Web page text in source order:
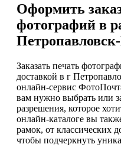
Оформить
фотографий в
Заказать печать
доставкой в г
онлайн-сервис
вам нужно выбрать или
разрешения, которое
онлайн-каталоге вы
рамок, от классических
чтобы подчеркнуть